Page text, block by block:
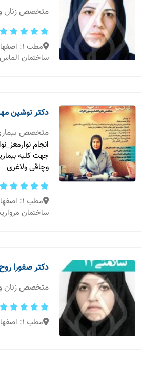
متخصص زنان
مطب 1:
ساختمان الماس،
دکتر نوشین
متخصص
انجام
جهت کلیه
وچاقی ولاغری
مطب 1:
ساختمان
دکتر صفورا
متخصص زنان و
مطب 1: اصفهان - سازمان دولتی پل فلزی-بیمارستان شهیدبهشتی